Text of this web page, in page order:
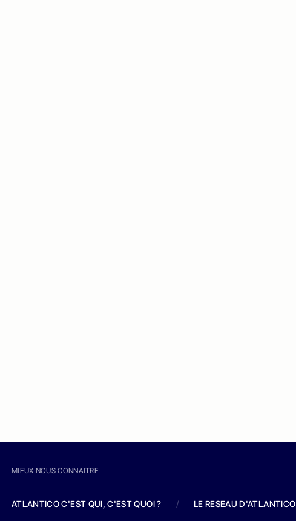
MIEUX NOUS CONNAITRE
ATLANTICO C'EST QUI, C'EST QUOI ? / LE RESEAU D'ATLANTICO